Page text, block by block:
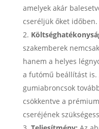
amelyek akár
cseréljük őket időben.
szakemberek
hanem a helyes
a futómű beállítást
gumiabroncsok
csökkentve a
cseréjének